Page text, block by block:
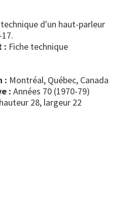
technique d'un haut-parleur
:
fiche technique
: Montréal, Québec, Canada
: Années 70 (1970-79)
hauteur 28, largeur 22